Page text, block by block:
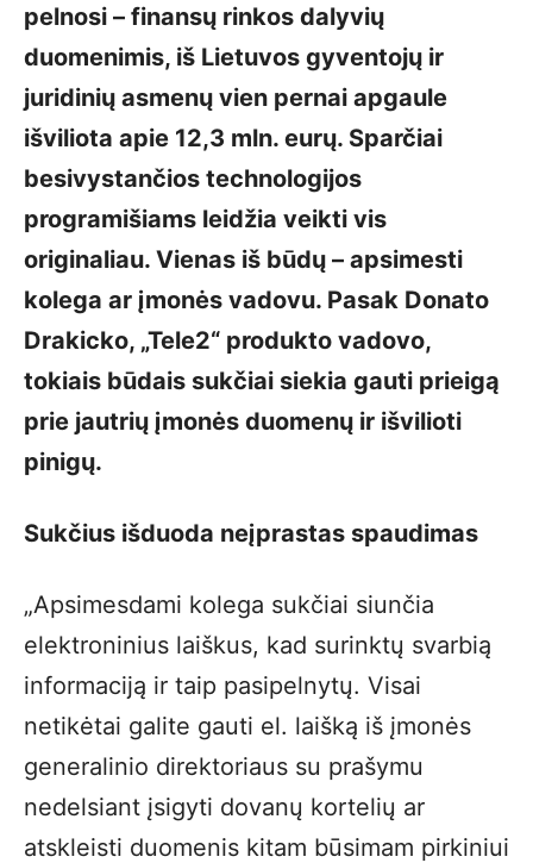
pelnosi – finansų rinkos dalyvių
duomenimis, iš Lietuvos gyventojų ir
juridinių asmenų vien pernai apgaule
išviliota apie 12,3 mln. eurų. Sparčiai
besivystančios technologijos
programišiams leidžia veikti vis
originaliau. Vienas iš būdų – apsimesti
kolega ar įmonės vadovu. Pasak Donato
Drakicko, „Tele2“ produkto vadovo,
tokiais būdais sukčiai siekia gauti prieigą
prie jautrių įmonės duomenų ir išvilioti
pinigų.
Sukčius išduoda neįprastas spaudimas
„Apsimesdami kolega sukčiai siunčia
elektroninius laiškus, kad surinktų svarbią
informaciją ir taip pasipelnytų. Visai
netikėtai galite gauti el. laišką iš įmonės
generalinio direktoriaus su prašymu
nedelsiant įsigyti dovanų kortelių ar
atskleisti duomenis kitam būsimam pirkiniui